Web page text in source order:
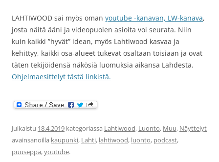
LAHTIWOOD sai myös oman youtube -kanavan, LW-kanava,
josta näitä ääni ja videopuolen asioita voi seurata. Niin
kuin kaikki ”hyvät” idean, myös Lahtiwood kasvaa ja
kehittyy, kaikki osa-alueet tukevat osaltaan toisiaan ja ovat
täten tekijöidensä näkösiä luomuksia aikansa Lahdesta.
Ohjelmaesittelyt tästä linkistä.
Julkaistu 18.4.2019 kategoriassa Lahtiwood, Luonto, Muu, Näyttelyt
avainsanoilla kaupunki, Lahti, lahtiwood, luonto, podcast,
puuseppä,youtube.